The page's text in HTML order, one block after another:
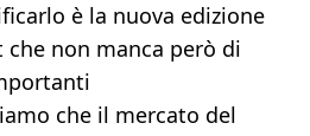
è la nuova edizione
non manca però di
che il mercato del